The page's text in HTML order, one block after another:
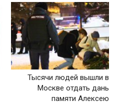
Тысячи людей вышли в
Москве отдать дань
памяти Алексею